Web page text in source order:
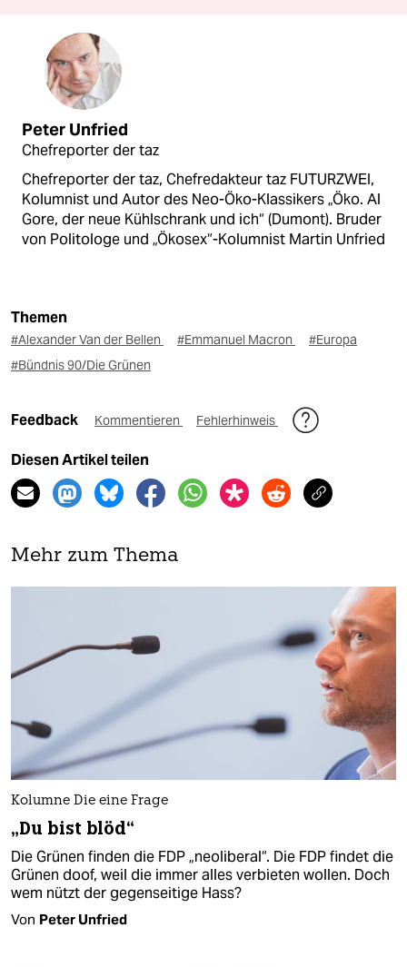
Peter Unfried
Chefreporter der taz
Chefreporter der taz, Chefredakteur taz FUTURZWEI,
Kolumnist und Autor des Neo-Öko-Klassikers „Öko. Al
Gore, der neue Kühlschrank und ich“ (Dumont). Bruder
von Politologe und „Ökosex“-Kolumnist Martin Unfried
Themen
#Alexander Van der Bellen #Emmanuel Macron
#Europa
#Bündnis 90/Die Grünen
Feedback Kommentieren Fehlerhinweis
Diesen Artikel teilen
Mehr zum Thema
Kolumne Die eine Frage
„Du bist blöd“
Die Grünen finden die FDP „neoliberal“. Die FDP findet die
Grünen doof, weil die immer alles verbieten wollen. Doch
wem nützt der gegenseitige Hass?
Von Peter Unfried